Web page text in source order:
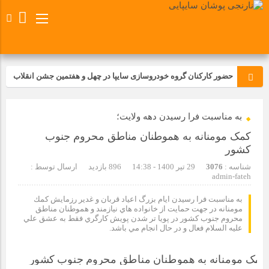
حضور کارکنان گروه خودروسازی سایپا در چهل و هفتمین جشن انقلاب
تجدید بیعت کارکنان شرکت پارس خودرو با آرمان های رهبر کبیر و فقید
انقلاب اسلامی ایران
مسابقات ورزشی در مگاموتوربا استقبال کارکنان برگزار شد
مراسم عزاداری و ذکرمصیبت سالروز شهادت امام محمدتقی(ع) در
تجربه‌ای میدانی از صنعت برای دانش‌آموزان فنی‌وحرفه‌ای؛ بازدید
به مناسبت فرا رسيدن دهه ولايت؛
کمک مومنانه به هموطنان مناطق محروم جنوب
کشور
شناسه : 3076 29 تیر 1400 - 14:38
ارسال توسط :
admin-fateh
به مناسبت فرا رسيدن ايام بزرگ اعياد قربان و غدير رزمايش كمك
مومنانه در جهت حمايت از خانواده هاي نيازمند و هموطنان مناطق
محروم جنوب كشور در پويا تر شدن پويش كارگري فقط به عشق علي
عليه السلام فعال و در حال انجام مي باشد.